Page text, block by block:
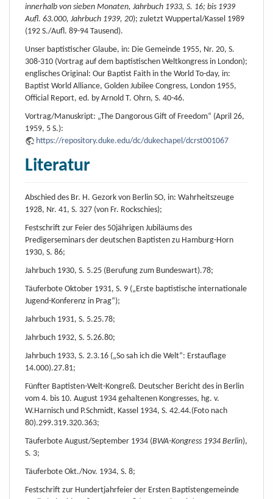
innerhalb von sieben Monaten, Jahrbuch 1933, S. 16; bis 1939
Aufl. 63.000, Jahrbuch 1939, 20); zuletzt Wuppertal/Kassel 1989
(192 S./Aufl. 89-94 Tausend).
Unser baptistischer Glaube, in: Die Gemeinde 1955, Nr. 20, S.
308-310 (Vortrag auf dem baptistischen Weltkongress in London);
englisches Original: Our Baptist Faith in the World To-day, in:
Baptist World Alliance, Golden Jubilee Congress, London 1955,
Official Report, ed. by Arnold T. Ohrn, S. 40-46.
Vortrag/Manuskript: „The Dangorous Gift of Freedom“ (April 26,
1959, 5 S.):
https://repository.duke.edu/dc/dukechapel/dcrst001067
Literatur
Abschied des Br. H. Gezork von Berlin SO, in: Wahrheitszeuge
1928, Nr. 41, S. 327 (von Fr. Rockschies);
Festschrift zur Feier des 50jährigen Jubiläums des
Predigerseminars der deutschen Baptisten zu Hamburg-Horn
1930, S. 86;
Jahrbuch 1930, S. 5.25 (Berufung zum Bundeswart).78;
Täuferbote Oktober 1931, S. 9 („Erste baptistische internationale
Jugend-Konferenz in Prag“);
Jahrbuch 1931, S. 5.25.78;
Jahrbuch 1932, S. 5.26.80;
Jahrbuch 1933, S. 2.3.16 („So sah ich die Welt“: Erstauflage
14.000).27.81;
Fünfter Baptisten-Welt-Kongreß. Deutscher Bericht des in Berlin
vom 4. bis 10. August 1934 gehaltenen Kongresses, hg. v.
W.Harnisch und P.Schmidt, Kassel 1934, S. 42.44.(Foto nach
80).299.319.320.363;
Täuferbote August/September 1934 (BWA-Kongress 1934 Berlin),
S. 3;
Täuferbote Okt./Nov. 1934, S. 8;
Festschrift zur Hundertjahrfeier der Ersten Baptistengemeinde